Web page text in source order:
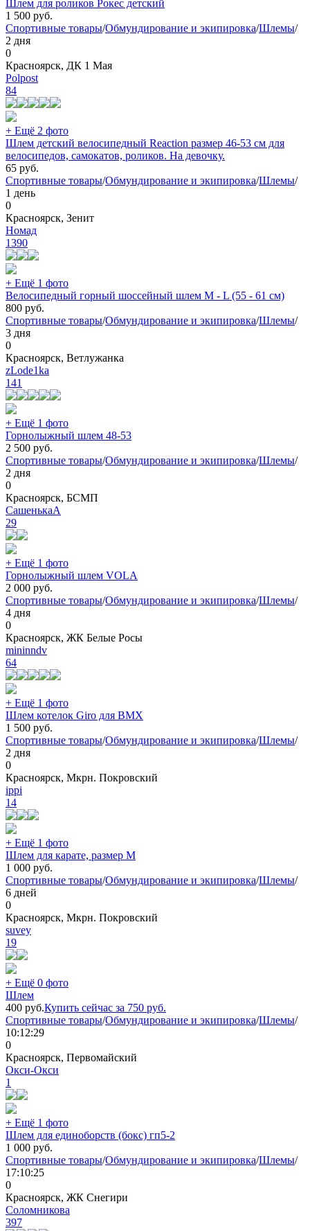
Шлем для роликов Рокес детский
1 500 руб.
Спортивные товары/Обмундирование и экипировка/Шлемы/
2 дня
0
Красноярск, ДК 1 Мая
Polpost
84
+ Ещё 2 фото
Шлем детский велосипедный Reaction размер 46-53 см для
велосипедов, самокатов, роликов. На девочку.
65 руб.
Спортивные товары/Обмундирование и экипировка/Шлемы/
1 день
0
Красноярск, Зенит
Номад
1390
+ Ещё 1 фото
Велосипедный горный шоссейный шлем M - L (55 - 61 см)
800 руб.
Спортивные товары/Обмундирование и экипировка/Шлемы/
3 дня
0
Красноярск, Ветлужанка
zLode1ka
141
+ Ещё 1 фото
Горнолыжный шлем 48-53
2 500 руб.
Спортивные товары/Обмундирование и экипировка/Шлемы/
2 дня
0
Красноярск, БСМП
СашенькаА
29
+ Ещё 1 фото
Горнолыжный шлем VOLA
2 000 руб.
Спортивные товары/Обмундирование и экипировка/Шлемы/
4 дня
0
Красноярск, ЖК Белые Росы
mininndv
64
+ Ещё 1 фото
Шлем котелок Giro для BMX
1 500 руб.
Спортивные товары/Обмундирование и экипировка/Шлемы/
2 дня
0
Красноярск, Мкрн. Покровский
ippi
14
+ Ещё 1 фото
Шлем для карате, размер М
1 000 руб.
Спортивные товары/Обмундирование и экипировка/Шлемы/
6 дней
0
Красноярск, Мкрн. Покровский
suvey
19
+ Ещё 0 фото
Шлем
400 руб.Купить сейчас за 750 руб.
Спортивные товары/Обмундирование и экипировка/Шлемы/
10:12:29
0
Красноярск, Первомайский
Окси-Окси
1
+ Ещё 1 фото
Шлем для единоборств (бокс) гп5-2
1 000 руб.
Спортивные товары/Обмундирование и экипировка/Шлемы/
17:10:25
0
Красноярск, ЖК Снегири
Соломникова
397